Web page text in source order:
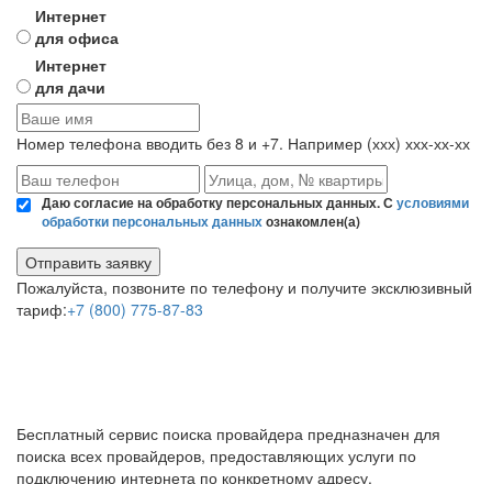
Интернет
для офиса
Интернет
для дачи
Номер телефона вводить без 8 и +7. Например (ххх) ххх-хх-хх
Даю согласие на обработку персональных данных. Сусловиями
обработки персональных данныхознакомлен(а)
Пожалуйста, позвоните по телефону и получите эксклюзивный
тариф:+7 (800) 775-87-83
Бесплатный сервис поиска провайдера предназначен для
поиска всех провайдеров, предоставляющих услуги по
подключению интернета по конкретному адресу.